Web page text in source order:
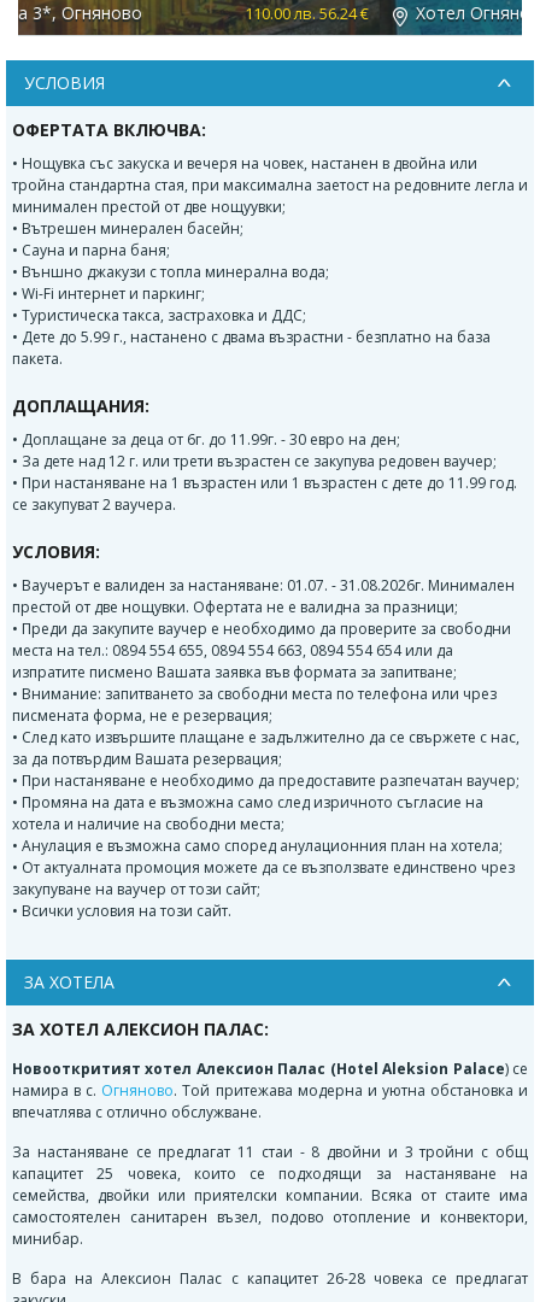
Хотел Огняново 3*, Огняново 133.00 лв. 68.00 €
УСЛОВИЯ
ОФЕРТАТА ВКЛЮЧВА:
• Нощувка със закуска и вечеря на човек, настанен в двойна или
тройна стандартна стая, при максимална заетост на редовните легла и
минимален престой от две нощуувки;
• Вътрешен минерален басейн;
• Сауна и парна баня;
• Външно джакузи с топла минерална вода;
• Wi-Fi интернет и паркинг;
• Туристическа такса, застраховка и ДДС;
• Дете до 5.99 г., настанено с двама възрастни - безплатно на база
пакета.
ДОПЛАЩАНИЯ:
• Доплащане за деца от 6г. до 11.99г. - 30 евро на ден;
• За дете над 12 г. или трети възрастен се закупува редовен ваучер;
• При настаняване на 1 възрастен или 1 възрастен с дете до 11.99 год.
се закупуват 2 ваучера.
УСЛОВИЯ:
• Ваучерът е валиден за настаняване: 01.07. - 31.08.2026г. Минимален
престой от две нощувки. Офертата не е валидна за празници;
• Преди да закупите ваучер е необходимо да проверите за свободни
места на тел.: 0894 554 655, 0894 554 663, 0894 554 654 или да
изпратите писмено Вашата заявка във формата за запитване;
• Внимание: запитването за свободни места по телефона или чрез
писмената форма, не е резервация;
• След като извършите плащане е задължително да се свържете с нас,
за да потвърдим Вашата резервация;
• При настаняване е необходимо да предоставите разпечатан ваучер;
• Промяна на дата е възможна само след изричното съгласие на
хотела и наличие на свободни места;
• Анулация е възможна само според анулационния план на хотела;
• От актуалната промоция можете да се възползвате единствено чрез
закупуване на ваучер от този сайт;
• Всички условия на този сайт.
ЗА ХОТЕЛА
ЗА ХОТЕЛ АЛЕКСИОН ПАЛАС:
Новооткритият хотел Алексион Палас (Hotel Aleksion Palace) се
намира в с. Огняново. Той притежава модерна и уютна обстановка и
впечатлява с отлично обслужване.
За настаняване се предлагат 11 стаи - 8 двойни и 3 тройни с общ
капацитет 25 човека, които се подходящи за настаняване на
семейства, двойки или приятелски компании. Всяка от стаите има
самостоятелен санитарен възел, подово отопление и конвектори,
минибар.
В бара на Алексион Палас с капацитет 26-28 човека се предлагат